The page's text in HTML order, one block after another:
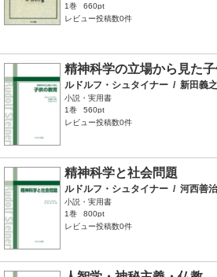
1巻
660pt
レビュー投稿数0件
精神科学の立場から見た
ルドルフ・シュタイナー / 新田義之
小説・実用書
1巻
560pt
レビュー投稿数0件
精神科学と社会問題
ルドルフ・シュタイナー / 河西善
小説・実用書
1巻
800pt
レビュー投稿数0件